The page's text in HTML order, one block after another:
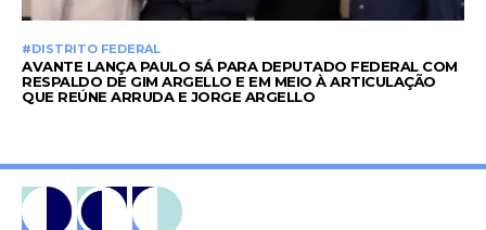
#DISTRITO FEDERAL
AVANTE LANÇA PAULO SÁ PARA DEPUTADO FEDERAL COM
RESPALDO DE GIM ARGELLO E EM MEIO À ARTICULAÇÃO
QUE REÚNE ARRUDA E JORGE ARGELLO